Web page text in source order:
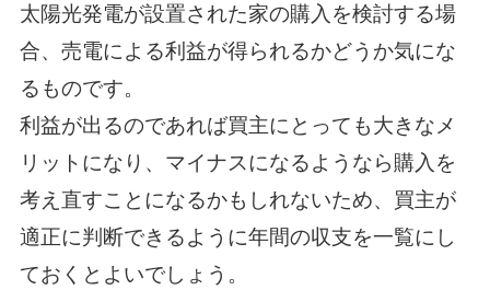
太陽光発電が設置された家の購入を検討する場
合、売電による利益が得られるかどうか気にな
るものです。
利益が出るのであれば買主にとっても大きなメ
リットになり、マイナスになるようなら購入を
考え直すことになるかもしれないため、買主が
適正に判断できるように年間の収支を一覧にし
ておくとよいでしょう。